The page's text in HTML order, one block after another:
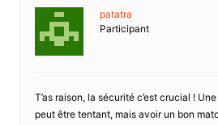
patatra
Participant
T’as raison, la sécurité c’est crucial !
peut être tentant, mais avoir un bon